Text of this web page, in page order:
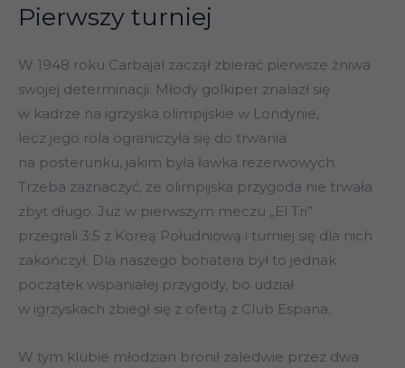
Pierwszy turniej
W 1948 roku Carbajal zaczął zbierać pierwsze żniwa
swojej determinacji. Młody golkiper znalazł się
w kadrze na igrzyska olimpijskie w Londynie,
lecz jego rola ograniczyła się do trwania
na posterunku, jakim była ławka rezerwowych.
Trzeba zaznaczyć, że olimpijska przygoda nie trwała
zbyt długo. Już w pierwszym meczu „El Tri”
przegrali 3:5 z Koreą Południową i turniej się dla nich
zakończył. Dla naszego bohatera był to jednak
początek wspaniałej przygody, bo udział
w igrzyskach zbiegł się z ofertą z Club Espana.
W tym klubie młodzian bronił zaledwie przez dwa